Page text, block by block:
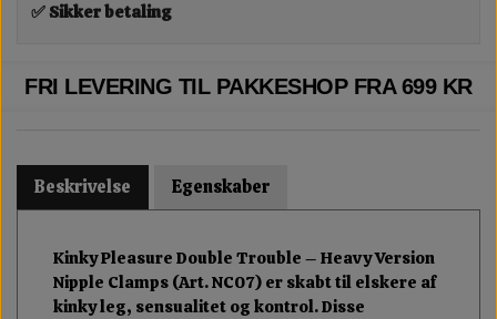
✅ Sikker betaling
FRI LEVERING TIL PAKKESHOP FRA 699 KR
Beskrivelse Egenskaber
Kinky Pleasure Double Trouble – Heavy Version
Nipple Clamps (Art. NC07) er skabt til elskere af
kinky leg, sensualitet og kontrol. Disse